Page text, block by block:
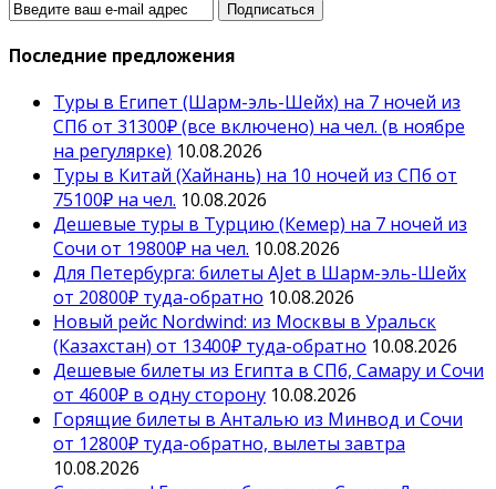
Последние предложения
Туры в Египет (Шарм-эль-Шейх) на 7 ночей из
СПб от 31300₽ (все включено) на чел. (в ноябре
на регулярке) 10.08.2026
Туры в Китай (Хайнань) на 10 ночей из СПб от
75100₽ на чел. 10.08.2026
Дешевые туры в Турцию (Кемер) на 7 ночей из
Сочи от 19800₽ на чел. 10.08.2026
Для Петербурга: билеты AJet в Шарм-эль-Шейх
от 20800₽ туда-обратно 10.08.2026
Новый рейс Nordwind: из Москвы в Уральск
(Казахстан) от 13400₽ туда-обратно 10.08.2026
Дешевые билеты из Египта в СПб, Самару и Сочи
от 4600₽ в одну сторону 10.08.2026
Горящие билеты в Анталью из Минвод и Сочи
от 12800₽ туда-обратно, вылеты завтра
10.08.2026